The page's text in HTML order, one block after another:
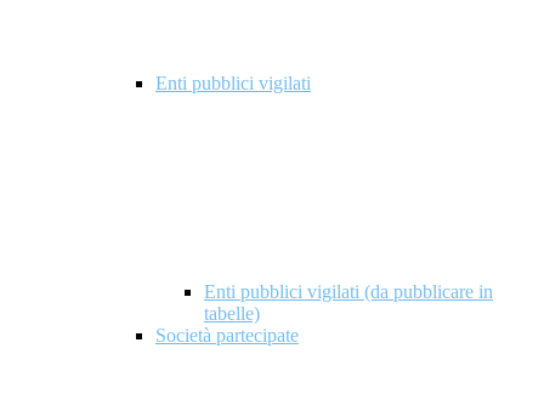
Enti pubblici vigilati
Enti pubblici vigilati (da pubblicare in
tabelle)
Società partecipate